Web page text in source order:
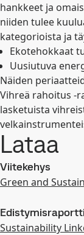
hankkeet ja
niiden tulee
kategorioista ja
Ekotehokkaat
Uusiutuva
Näiden
Vihreä rahoitus -
lasketuista
Lataa
Viitekehys
Green and
Edistymisraportti
Sustainability